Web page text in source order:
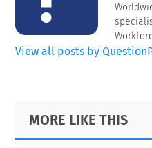
View all posts by
Primary
Sidebar
Footer
MORE LIKE THIS